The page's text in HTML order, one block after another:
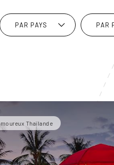
PAR PAYS PAR
Thaïlande